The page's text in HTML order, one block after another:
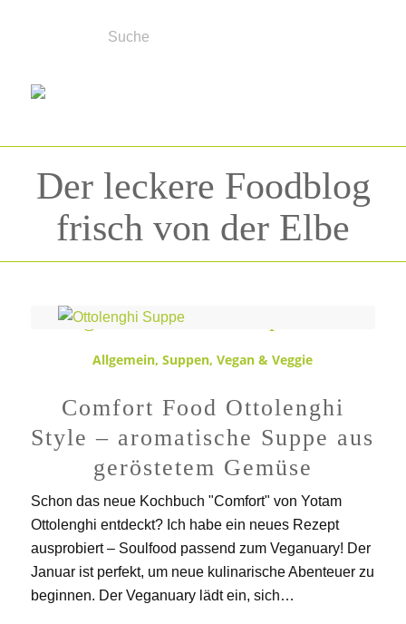
Der leckere Foodblog
frisch von der Elbe
Schlagwortarchiv für:
Allgemein,Suppen,Vegan & Veggie
Comfort Food Ottolenghi
Style – aromatische Suppe aus
geröstetem Gemüse
Schon das neue Kochbuch "Comfort" von Yotam
Ottolenghi entdeckt? Ich habe ein neues Rezept
ausprobiert – Soulfood passend zum Veganuary! Der
Januar ist perfekt, um neue kulinarische Abenteuer zu
beginnen. Der Veganuary lädt ein, sich…